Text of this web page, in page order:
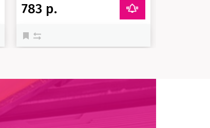
783 р.